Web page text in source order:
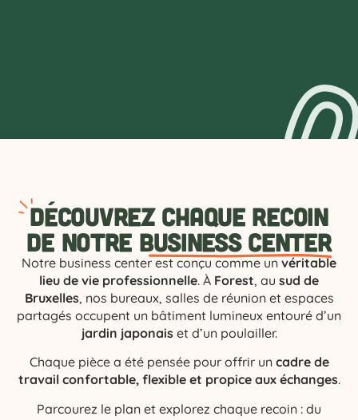
Découvrez chaque recoin
de notre business center
Notre business center est conçu comme un véritable
lieu de vie professionnelle. À Forest, au sud de
Bruxelles, nos bureaux, salles de réunion et espaces
partagés occupent un bâtiment lumineux entouré d’un
jardin japonaiset d’un poulailler.
Chaque pièce a été pensée pour offrir un cadre de
travail confortable, flexible et propice aux échanges.
Parcourez le plan et explorez chaque recoin : du